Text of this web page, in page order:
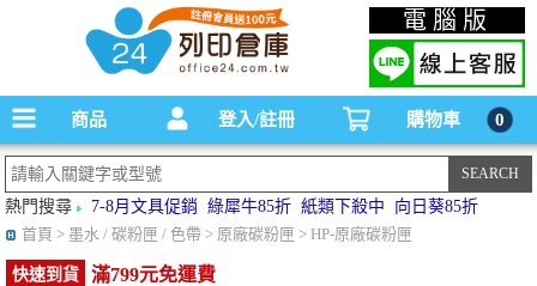
碳粉匣，墨水匣,原廠碳粉匣，副廠碳粉匣，環保碳粉匣,連續供墨印表機-office24列印
倉庫線上購物手機版
電腦版
商品 登入/註冊 購物車 0
熱門搜尋 7-8月文具促銷 綠犀牛85折 紙類下殺中
向日葵85折
首頁 > 墨水 / 碳粉匣 / 色帶 > 原廠碳粉匣 > HP-原廠碳粉匣
快速到貨
滿799元免運費